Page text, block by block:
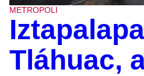
METROPOLI
Tláhuac,